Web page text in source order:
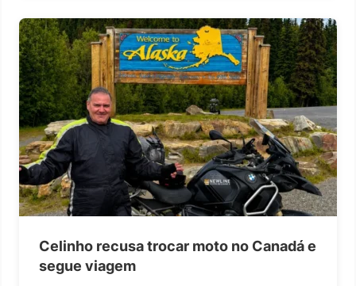
Celinho recusa trocar moto no Canadá e
segue viagem